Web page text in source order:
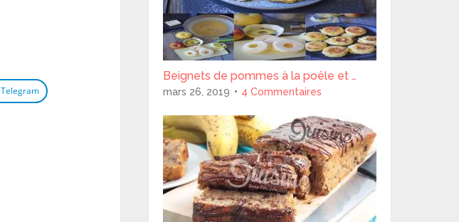
Telegram
Beignets de pommes à la poêle et …
mars 26, 2019 4 Commentaires